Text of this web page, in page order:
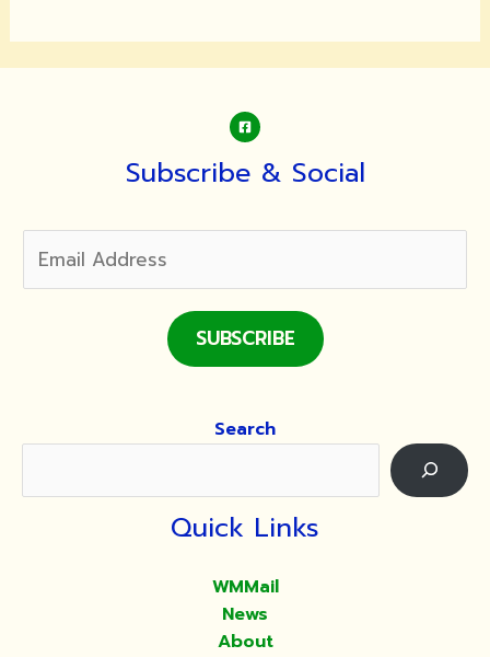
Subscribe & Social
SUBSCRIBE
Search
Quick Links
WMMail
News
About